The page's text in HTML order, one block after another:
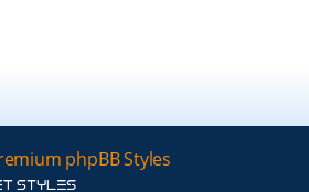
phpBB Styles